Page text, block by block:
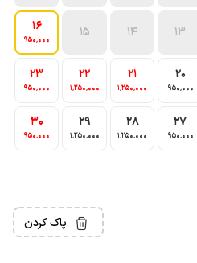
13
14
15
16
950٬000
20
950٬000
21
1٬250٬000
22
1٬250٬000
23
950٬000
27
950٬000
28
1٬250٬000
29
1٬250٬000
30
950٬000
پاک کردن